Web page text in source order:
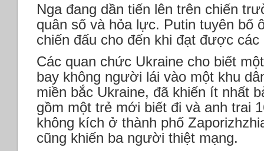
Nga đang dần tiến lên trên chiến
quân số và hỏa lực. Putin tuyên bố
chiến đấu cho đến khi đạt được
Các quan chức Ukraine cho biết
bay không người lái vào một khu
miền bắc Ukraine, đã khiến ít nhất
gồm một trẻ mới biết đi và anh trai
không kích ở thành phố
cũng khiến ba người thiệt mạng.